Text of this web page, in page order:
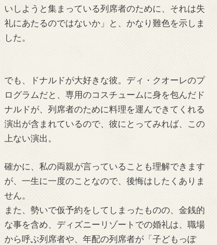
いしようと集まっている列席者のために、それは失
礼にあたるのではないか」と、かなり難色を示しま
した。
でも、ドナルドが大好きな彼。ディ・クオーレのプ
ログラムだと、専用のコスチュームに身を包んだド
ナルドが、列席者のために料理を運んできてくれる
演出が含まれているので、彼にとってみれば、この
上ない演出。
確かに、私の両親が言っていることも理解できます
が、一生に一度のことなので、後悔はしたくありま
せん。
また、勢いで仮予約をしてしまったものの、金銭的
な事を含め、ディズニーリゾートでの婚礼は、職場
から呼ぶ列席者や、年配の列席者が「子どもっぽ